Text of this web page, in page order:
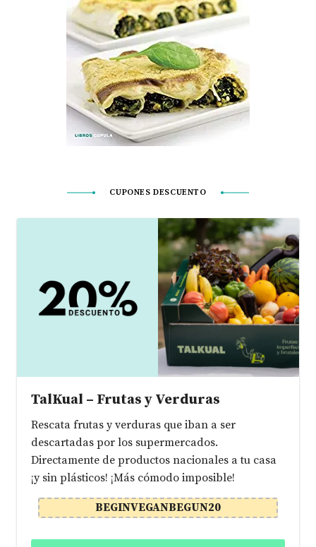
CUPONES DESCUENTO
TalKual – Frutas y Verduras
Rescata frutas y verduras que iban a ser
descartadas por los supermercados.
Directamente de productos nacionales a tu casa
¡y sin plásticos! ¡Más cómodo imposible!
BEGINVEGANBEGUN20